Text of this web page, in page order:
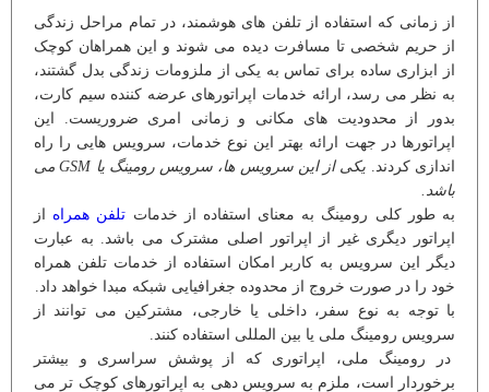
از زمانی که استفاده از تلفن های هوشمند، در تمام مراحل زندگی
از حریم شخصی تا مسافرت دیده می شوند و این همراهان کوچک
از ابزاری ساده برای تماس به یکی از ملزومات زندگی بدل گشتند،
به نظر می رسد، ارائه خدمات اپراتورهای عرضه کننده سیم کارت،
بدور از محدودیت های مکانی و زمانی امری ضروریست. این
اپراتورها در جهت ارائه بهتر این نوع خدمات، سرویس هایی را راه
اندازی کردند.
یکی از این سرویس ها، سرویس رومینگ یا GSM می
باشد.
به طور کلی رومینگ به معنای استفاده از خدمات تلفن همراه از
اپراتور دیگری غیر از اپراتور اصلی مشترک می باشد. به عبارت
دیگر این سرویس به کاربر امکان استفاده از خدمات تلفن همراه
خود را در صورت خروج از محدوده جغرافیایی شبکه مبدا خواهد داد.
با توجه به نوع سفر، داخلی یا خارجی، مشترکین می توانند از
سرویس رومینگ ملی یا بین المللی استفاده کنند.
در رومینگ ملی، اپراتوری که از پوشش سراسری و بیشتر
برخوردار است، ملزم به سرویس دهی به اپراتورهای کوچک تر می